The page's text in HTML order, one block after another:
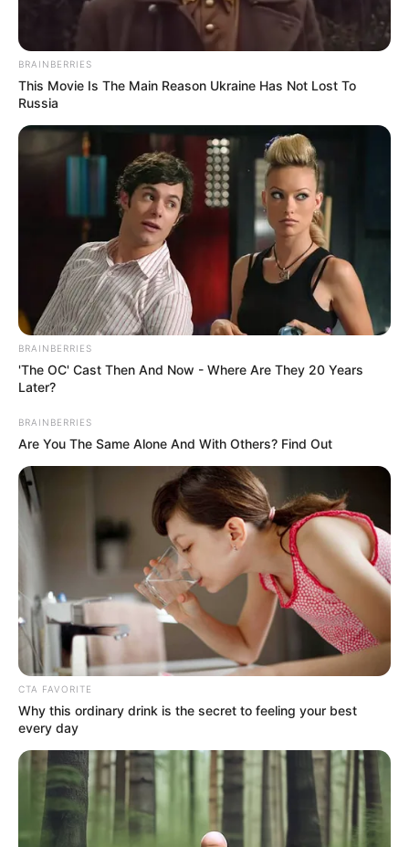
BRAINBERRIES
This Movie Is The Main Reason Ukraine Has Not Lost To
Russia
BRAINBERRIES
'The OC' Cast Then And Now - Where Are They 20 Years
Later?
BRAINBERRIES
Are You The Same Alone And With Others? Find Out
CTA FAVORITE
Why this ordinary drink is the secret to feeling your best
every day